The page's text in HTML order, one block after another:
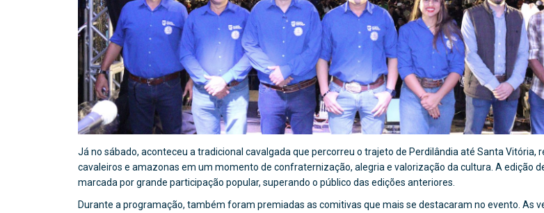
Já no sábado, aconteceu a tradicional cavalgada que percorreu o trajeto de Perdilândia até Santa Vitória,
cavaleiros e amazonas em um momento de confraternização, alegria e valorização da cultura. A edição
marcada por grande participação popular, superando o público das edições anteriores.
Durante a programação, também foram premiadas as comitivas que mais se destacaram no evento. As